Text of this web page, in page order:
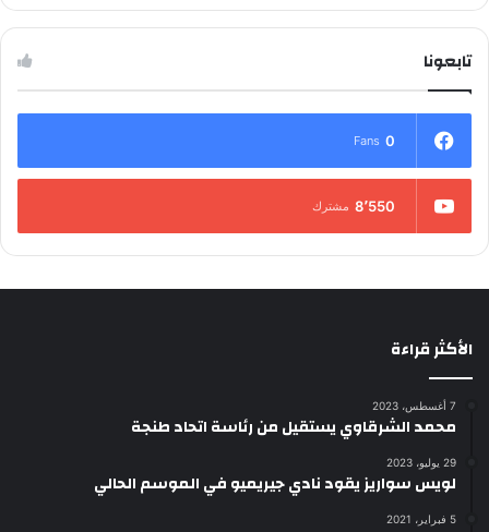
تابعونا
0
Fans
8٬550 مشترك
الأكثر قراءة
7 أغسطس، 2023
محمد الشرقاوي يستقيل من رئاسة اتحاد طنجة
29 يوليو، 2023
لويس سواريز يقود نادي جيريميو في الموسم الحالي
5 فبراير، 2021